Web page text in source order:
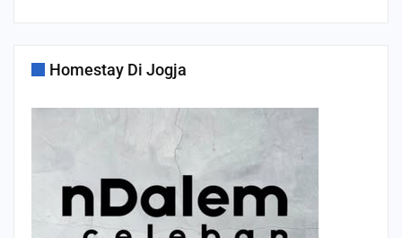
Homestay Di Jogja